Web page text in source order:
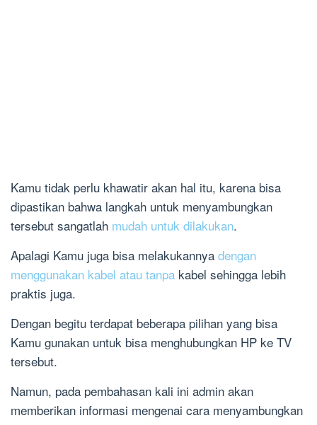
Kamu tidak perlu khawatir akan hal itu, karena bisa
dipastikan bahwa langkah untuk menyambungkan
tersebut sangatlah mudah untuk dilakukan.
Apalagi Kamu juga bisa melakukannya dengan
menggunakan kabel atau tanpa kabel sehingga lebih
praktis juga.
Dengan begitu terdapat beberapa pilihan yang bisa
Kamu gunakan untuk bisa menghubungkan HP ke TV
tersebut.
Namun, pada pembahasan kali ini admin akan
memberikan informasi mengenai cara menyambungkan